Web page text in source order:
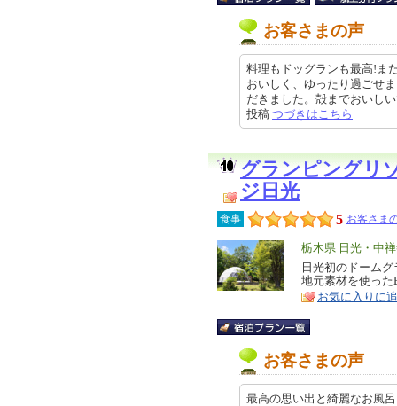
お客さまの声
料理もドッグランも最高!ま
おいしく、ゆったり過ごせ
だきました。殻までおいし
投稿 つづきはこちら
グランピングリ
ジ日光
食事 5 お客さま
エ
リ
ア
栃木県 日光・中
特
徴
日光初のドーム
地元素材を使った
お気に入りに
お客さまの声
最高の思い出と綺麗なお風